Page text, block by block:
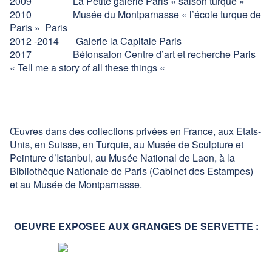
2010 Musée du Montparnasse « l’école turque de
Paris » Paris
2012 -2014 Galerie la Capitale Paris
2017 Bétonsalon Centre d’art et recherche Paris
« Tell me a story of all these things «
Œuvres dans des collections privées en France, aux Etats-
Unis, en Suisse, en Turquie, au Musée de Sculpture et
Peinture d’Istanbul, au Musée National de Laon, à la
Bibliothèque Nationale de Paris (Cabinet des Estampes)
et au Musée de Montparnasse.
OEUVRE EXPOSEE AUX GRANGES DE SERVETTE :